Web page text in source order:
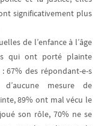
significativement plus
de l’enfance à l’âge
qui ont porté plainte
67% des répondant-e-s
mesure de
89% ont mal vécu le
son rôle, 70% ne se